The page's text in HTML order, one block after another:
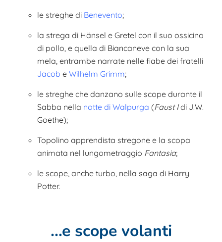
le streghe di Benevento;
la strega di Hänsel e Gretel con il suo ossicino
di pollo, e quella di Biancaneve con la sua
mela, entrambe narrate nelle fiabe dei fratelli
Jacob e Wilhelm Grimm;
le streghe che danzano sulle scope durante il
Sabba nella notte di Walpurga (Faust Idi J.W.
Goethe);
Topolino apprendista stregone e la scopa
animata nel lungometraggio Fantasia;
le scope, anche turbo, nella saga di Harry
Potter.
…e scope volanti